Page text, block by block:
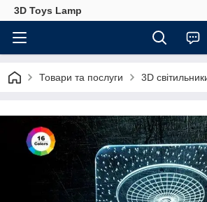
3D Toys Lamp
Товари та послуги 3D